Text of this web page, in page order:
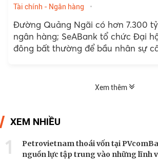
Tài chính - Ngân hàng
Đường Quảng Ngãi có hơn 7.300
ngân hàng; SeABank tổ chức Đại
đông bất thường để bầu nhân sự
Xem thêm
XEM NHIỀU
1
Petrovietnam thoái vốn tại
nguồn lực tập trung vào những lĩnh